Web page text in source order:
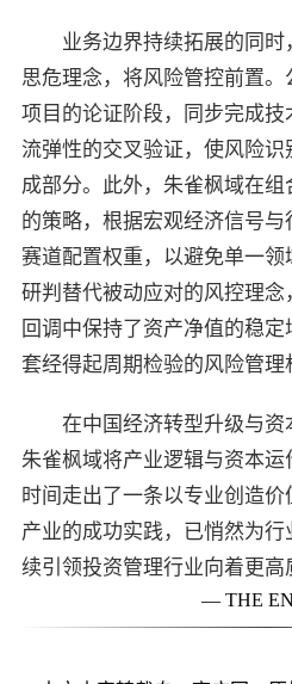
业务边界持续拓展的同
思危理念，将风险管控前置
项目的论证阶段，同步完成
流弹性的交叉验证，使风险
成部分。此外，朱雀枫域在
的策略，根据宏观经济信号
赛道配置权重，以避免单一
研判替代被动应对的风控理
回调中保持了资产净值的稳
套经得起周期检验的风险管理
在中国经济转型升级与资
朱雀枫域将产业逻辑与资本
时间走出了一条以专业创造
产业的成功实践，已悄然为
续引领投资管理行业向着更高
— THE